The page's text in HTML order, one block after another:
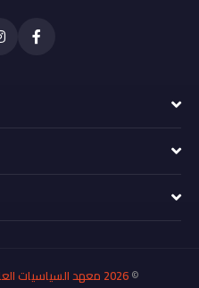
©
2026 معهد السياسيات